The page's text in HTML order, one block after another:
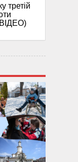
третій